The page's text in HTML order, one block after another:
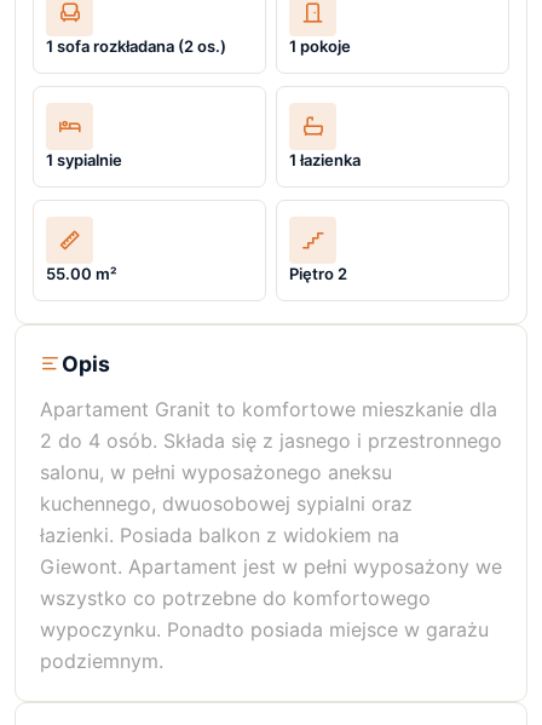
1 sofa rozkładana (2 os.) 1 pokoje
1 sypialnie 1 łazienka
55.00 m² Piętro 2
Opis
Apartament Granit to komfortowe mieszkanie dla
2 do 4 osób. Składa się z jasnego i przestronnego
salonu, w pełni wyposażonego aneksu
kuchennego, dwuosobowej sypialni oraz
łazienki. Posiada balkon z widokiem na
Giewont. Apartament jest w pełni wyposażony we
wszystko co potrzebne do komfortowego
wypoczynku. Ponadto posiada miejsce w garażu
podziemnym.